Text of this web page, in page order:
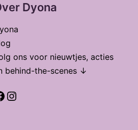
Dyona
ons voor nieuwtjes, acties
behind-the-scenes ↓
Instagram